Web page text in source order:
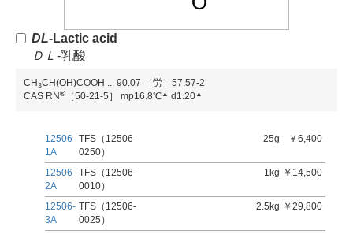
DL-Lactic acid
Ｄ Ｌ-乳酸
CH 3CH(OH)COOH ... 90.07
［労］57,57-2
CAS RN ® ［50-21-5］ mp16.8℃ ▲ d1.20 ▲
12506-
1A
TFS（12506-
0250）
25g ￥6,400
12506-
2A
TFS（12506-
0010）
1kg ￥14,500
12506-
3A
TFS（12506-
0025）
2.5kg ￥29,800